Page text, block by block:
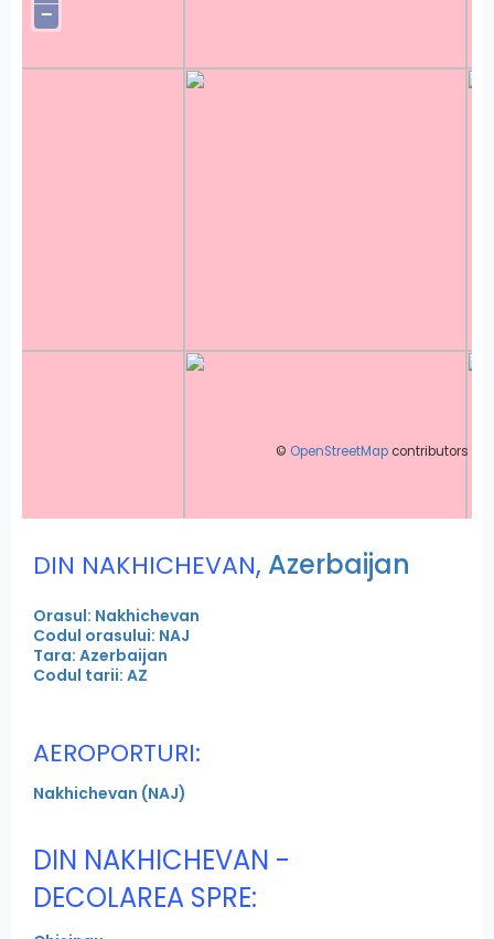
−
© OpenStreetMap contributors
DIN NAKHICHEVAN, Azerbaijan
Orasul: Nakhichevan
Codul orasului: NAJ
Tara: Azerbaijan
Codul tarii: AZ
AEROPORTURI:
Nakhichevan (NAJ)
DIN NAKHICHEVAN -
DECOLAREA SPRE: